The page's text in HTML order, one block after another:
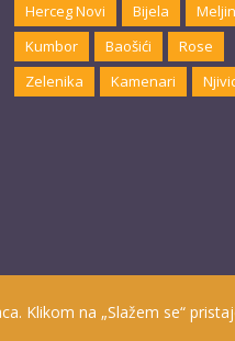
Herceg Novi
Bijela
Kumbor
Baošići
Rose
Zelenika
Kamenari
Klikom na „Slažem se“